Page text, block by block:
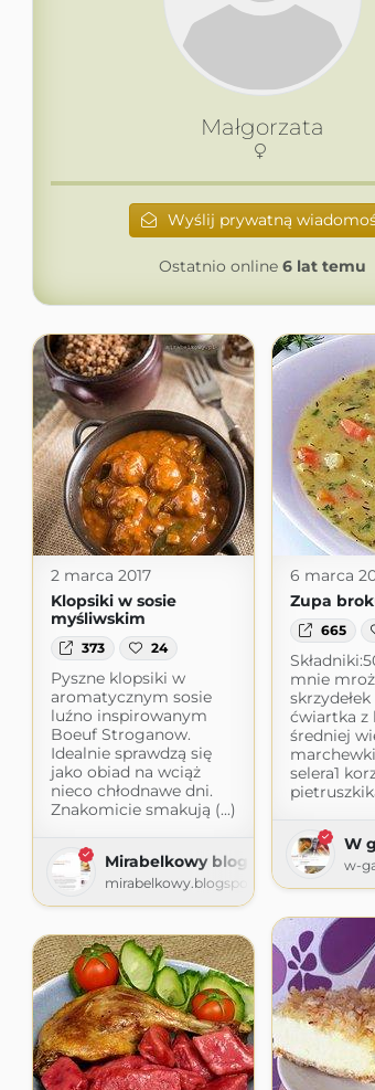
Małgorzata
Wyślij prywatną
Ostatnio online 6 lat temu
2 marca 2017
Klopsiki w sosie
myśliwskim
373 24
Pyszne klopsiki w
aromatycznym sosie
luźno inspirowanym
Boeuf Stroganow.
Idealnie sprawdzą się
jako obiad na wciąż
nieco chłodnawe dni.
Znakomicie smakują (...)
Mirabelkowy blog
mirabelkowy.blogspot.com
6 marca
Zupa
665
mnie
ćwiartka z
średniej
selera1
W
w-